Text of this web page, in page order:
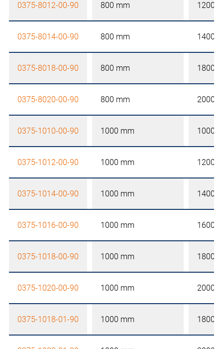
0375-8012-00-90 800 mm 1200
0375-8014-00-90 800 mm 1400
0375-8018-00-90 800 mm 1800
0375-8020-00-90 800 mm 2000
0375-1010-00-90 1000 mm 1000
0375-1012-00-90 1000 mm 1200
0375-1014-00-90 1000 mm 1400
0375-1016-00-90 1000 mm 1600
0375-1018-00-90 1000 mm 1800
0375-1020-00-90 1000 mm 2000
0375-1018-01-90 1000 mm 1800